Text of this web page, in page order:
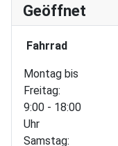
Geöffnet
Fahrrad
Montag bis
Freitag:
9:00 - 18:00
Uhr
Samstag: